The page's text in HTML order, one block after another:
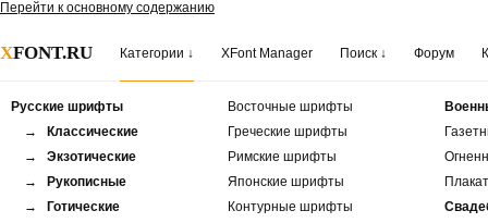
Перейти к основному содержанию
XFONT.RU Категории ↓ XFont Manager Поиск ↓ Форум
Русские шрифты
→ Классические
→ Экзотические
→ Рукописные
→ Готические
Восточные шрифты
Греческие шрифты
Римские шрифты
Японские шрифты
Контурные шрифты